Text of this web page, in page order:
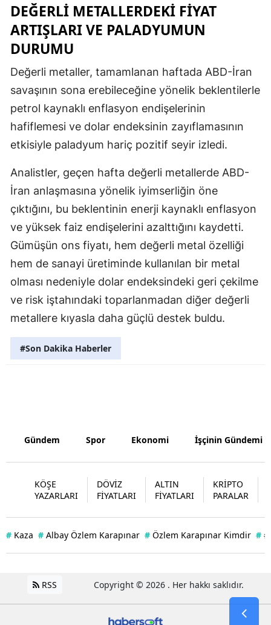
Sakarya
Siirt
Sinop
Sivas
Tekirdağ
Tokat
Trabzon
Tunceli
Şanlıurfa
Uşak
Karaman
Kırıkkale
Ardahan
DEĞERLI METALLERDEKI FIYAT
ARTIŞLARI VE PALADYUMUN
DURUMU
Değerli metaller, tamamlanan haftada ABD-İran
savaşının sona erebileceğine yönelik beklentilerle
petrol kaynaklı enflasyon endişelerinin
hafiflemesi ve dolar endeksinin zayıflamasının
etkisiyle paladyum hariç pozitif seyir izledi.
Analistler, geçen hafta değerli metallerde ABD-
İran anlaşmasına yönelik iyimserliğin öne
çıktığını, bu beklentinin enerji kaynaklı enflasyon
ve yüksek faiz endişelerini azalttığını kaydetti.
Gümüşün ons fiyatı, hem değerli metal özelliği
hem de sanayi üretiminde kullanılan bir metal
olması nedeniyle dolar endeksindeki geri çekilme
ve risk iştahındaki toparlanmadan diğer değerli
metallere kıyasla daha güçlü destek buldu.
#Son Dakika Haberler
Gündem Spor Ekonomi İşçinin Gündemi
KÖŞE
YAZARLARI
DÖVİZ
FİYATLARI
ALTIN
FİYATLARI
KRİPTO
PARALAR
# Kaza # Albay Özlem Karapınar # Özlem Karapınar Kimdir #
RSS Copyright © 2026 . Her hakkı saklıdır.